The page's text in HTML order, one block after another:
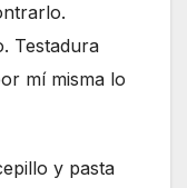
Testadura
mí misma lo
y pasta